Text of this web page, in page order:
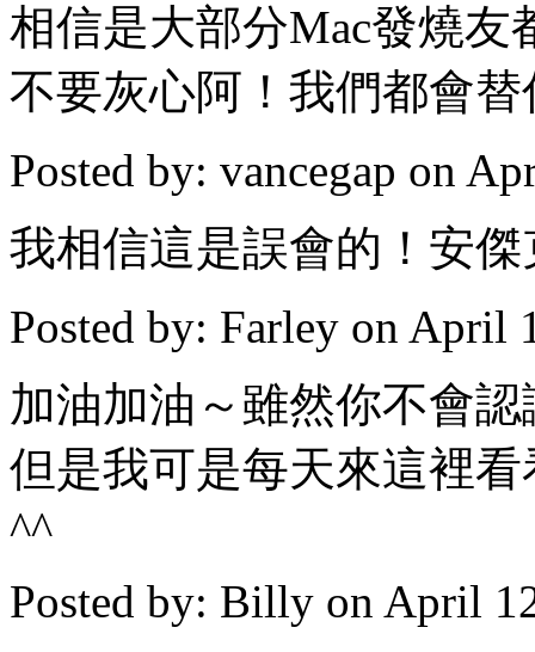
相信是大部分Mac發燒友
不要灰心阿！我們都會
Posted by: vancegap on
我相信這是誤會的！安
Posted by: Farley on April
加油加油～雖然你不會認
但是我可是每天來這裡
^^
Posted by: Billy on April